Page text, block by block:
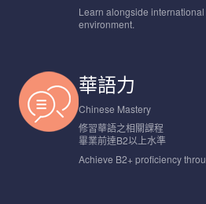
Learn alongside
environment.
華語力
Chinese Mastery
修習華語之相關課程
畢業前達B2以上水準
Achieve B2+ proficiency